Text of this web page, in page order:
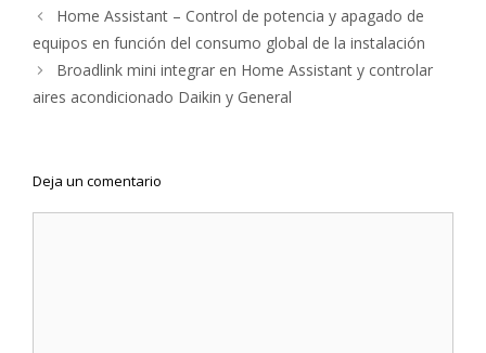
Navegación
de
entradas
Home Assistant – Control de potencia y apagado de
equipos en función del consumo global de la instalación
Broadlink mini integrar en Home Assistant y controlar
aires acondicionado Daikin y General
Deja un comentario
Comentario